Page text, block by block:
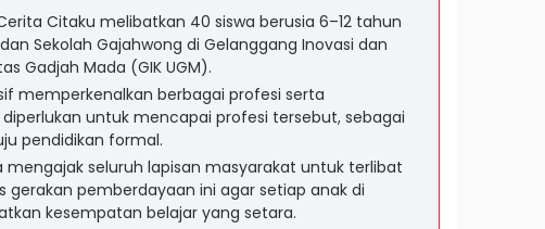
Citaku melibatkan 40 siswa berusia 6–12 tahun
Sekolah Gajahwong di Gelanggang Inovasi dan
Gadjah Mada (GIK UGM).
memperkenalkan berbagai profesi serta
untuk mencapai profesi tersebut, sebagai
pendidikan formal.
mengajak seluruh lapisan masyarakat untuk terlibat
gerakan pemberdayaan ini agar setiap anak di
kesempatan belajar yang setara.